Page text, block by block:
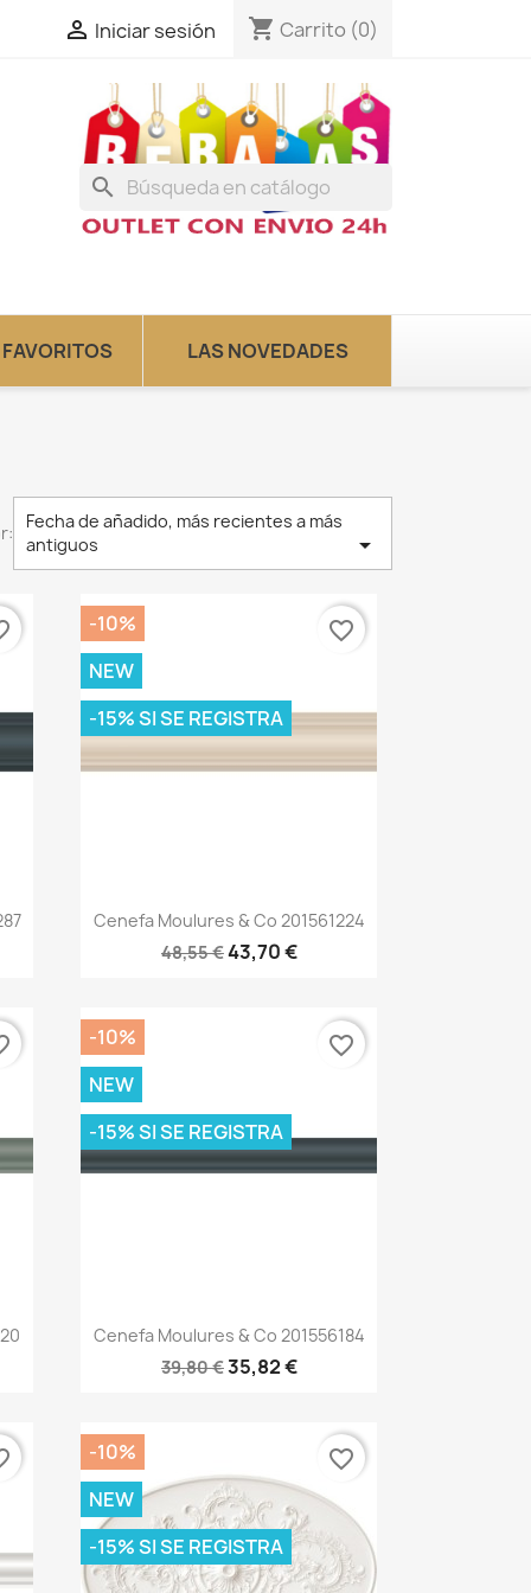
 Iniciar sesión shopping_cart Carrito (0)
search
LAS NOVEDADES
Fecha de añadido, más recientes a más
antiguos

Vista rápida
Cenefa Moulures & Co 201561224
48,55 €43,70 €
-10%
NEW
-15% SI SE REGISTRA
favorite_border
Vista rápida
Cenefa Moulures & Co 201556184
39,80 €35,82 €
-10%
NEW
-15% SI SE REGISTRA
favorite_border
-10%
NEW
-15% SI SE REGISTRA
favorite_border